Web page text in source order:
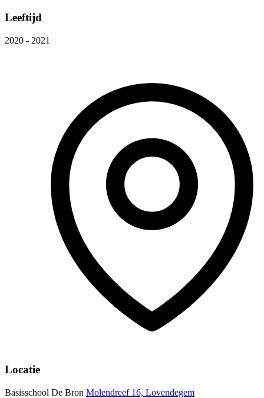
Leeftijd
2020 - 2021
Locatie
Basisschool De Bron Molendreef 16, Lovendegem